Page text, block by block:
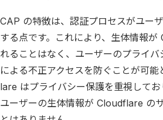
CAP の特徴は、認証プロセスがユー
する点です。これにより、生体情報
れることはなく、ユーザーのプライ
による不正アクセスを防ぐことが可
lare はプライバシー保護を重視してお
ユーザーの生体情報が Cloudflare の